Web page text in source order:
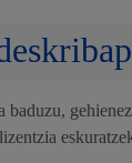
baduzu,